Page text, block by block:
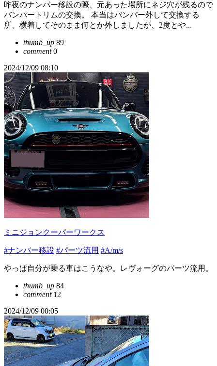
昨夜のナンバー移設の際、元あった場所にネジ穴が残るので
バンパートリムの交換。 本当はバンパー外して交換する
所、横着してそのまま何とか外しましたが、2度とや...
thumb_up 89
comment0
2024/12/09 08:10
ミニジョンクーパーワークス
#ナンバー移設 #パーツ流用 #A/m/s
やっぱ自分が乗る車はこうなや。レヴォーグのパーツ流用。
thumb_up 84
comment12
2024/12/09 00:05